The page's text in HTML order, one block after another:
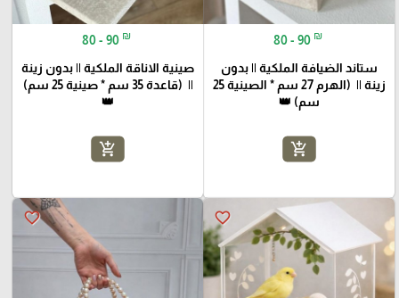
80 - 90 ₪
ستاند الضيافة الملكية || بدون
زينة || (الهرم 27 سم * الصينية 25
سم) 👑
add_shopping_cart
80 - 90 ₪
صينية الاناقة الملكية || بدون زينة
|| (قاعدة 35 سم * صينية 25 سم)
👑
add_shopping_cart
favorite_border
favorite_border